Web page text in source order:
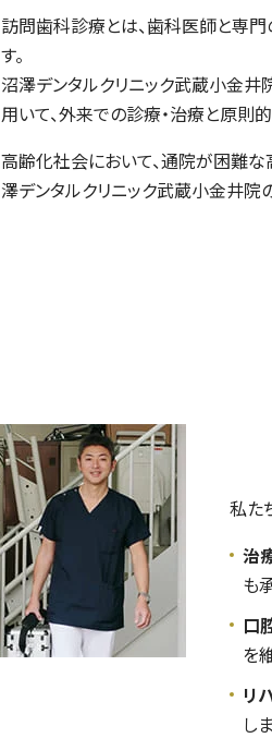
訪問歯科診療とは、歯科医師と専
す。
沼澤デンタルクリニック武蔵小金井
用いて、外来での診療・治療と原則
高齢化社会において、通院が困難な
澤デンタルクリニック武蔵小金井院
私た
治
も
口
を
リ
し